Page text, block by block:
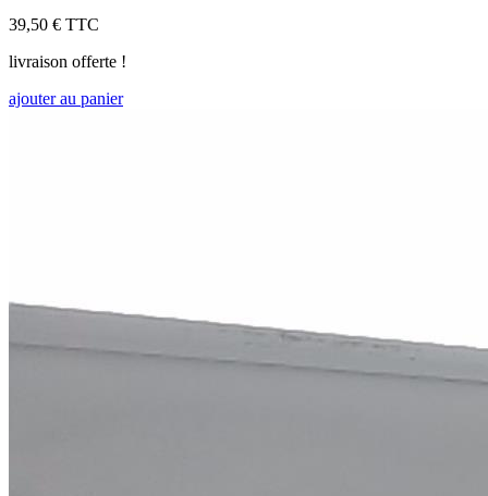
39,50 € TTC
livraison offerte !
ajouter au panier